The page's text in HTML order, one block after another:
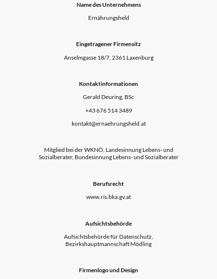
Name des Unternehmens
Ernährungsheld
Eingetragener Firmensitz
Anselmgasse 18/7, 2361 Laxenburg
Kontaktinformationen
Gerald Deuring, BSc
+43 676 514 3489
kontakt@ernaehrungsheld.at
Mitglied bei der WKNÖ, Landesinnung Lebens- und
Sozialberater, Bundesinnung Lebens- und Sozialberater
Berufsrecht
www.ris.bka.gv.at
Aufsichtsbehörde
Aufsichtsbehörde für Datenschutz,
Bezirkshauptmannschaft Mödling
Firmenlogo und Design